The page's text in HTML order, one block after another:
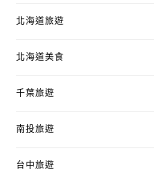
北海道旅遊
北海道美食
千葉旅遊
南投旅遊
台中旅遊